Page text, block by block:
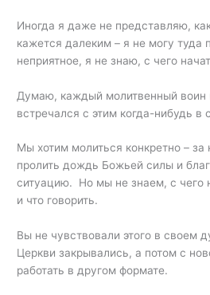
Иногда я даже не представляю,
кажется далеким – я не могу туда
неприятное, я не знаю, с чего
Думаю, каждый молитвенный воин
встречался с этим когда-нибудь в
Мы хотим молиться конкретно –
пролить дождь Божьей силы и
ситуацию. Но мы не знаем, с чего
и что говорить.
Вы не чувствовали этого в своем
Церкви закрывались, а потом с
работать в другом формате.